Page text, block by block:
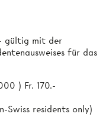
gültig mit der
für das
) Fr. 170.-
Swiss residents only)